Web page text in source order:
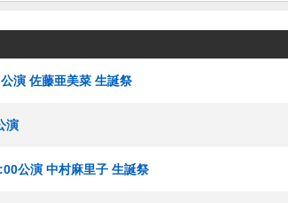
演 佐藤亜美菜 生誕祭
演
公演 中村麻里子 生誕祭